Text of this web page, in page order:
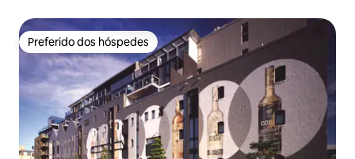
Preferido dos hóspedes
Preferido dos hóspedes